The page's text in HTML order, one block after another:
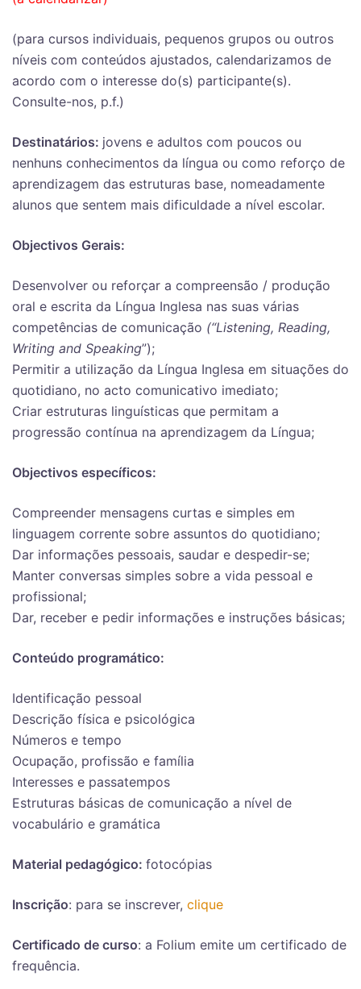
(para cursos individuais, pequenos grupos ou outros
níveis com conteúdos ajustados, calendarizamos de
acordo com o interesse do(s) participante(s).
Consulte-nos, p.f.)
Destinatários: jovens e adultos com poucos ou
nenhuns conhecimentos da língua ou como reforço de
aprendizagem das estruturas base, nomeadamente
alunos que sentem mais dificuldade a nível escolar.
Objectivos Gerais:
Desenvolver ou reforçar a compreensão / produção
oral e escrita da Língua Inglesa nas suas várias
competências de comunicação (“Listening, Reading,
Writing and Speaking”);
Permitir a utilização da Língua Inglesa em situações do
quotidiano, no acto comunicativo imediato;
Criar estruturas linguísticas que permitam a
progressão contínua na aprendizagem da Língua;
Objectivos específicos:
Compreender mensagens curtas e simples em
linguagem corrente sobre assuntos do quotidiano;
Dar informações pessoais, saudar e despedir-se;
Manter conversas simples sobre a vida pessoal e
profissional;
Dar, receber e pedir informações e instruções básicas;
Conteúdo programático:
Identificação pessoal
Descrição física e psicológica
Números e tempo
Ocupação, profissão e família
Interesses e passatempos
Estruturas básicas de comunicação a nível de
vocabulário e gramática
Material pedagógico: fotocópias
Inscrição: para se inscrever, clique
Certificado de curso: a Folium emite um certificado de
frequência.